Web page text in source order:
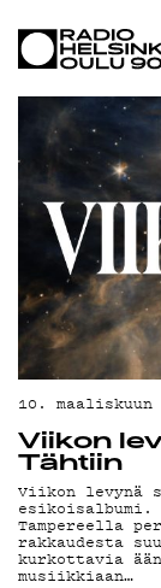
ON-
G
10. maaliskuun
Viikon
Tähtiin
Viikon levynä
esikoisalbumi.
Tampereella
rakkaudesta
kurkottavia
musiikkiaan…